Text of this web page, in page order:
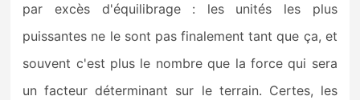
par excès d'équilibrage : les unités les plus
puissantes ne le sont pas finalement tant que ça, et
souvent c'est plus le nombre que la force qui sera
un facteur déterminant sur le terrain. Certes, les